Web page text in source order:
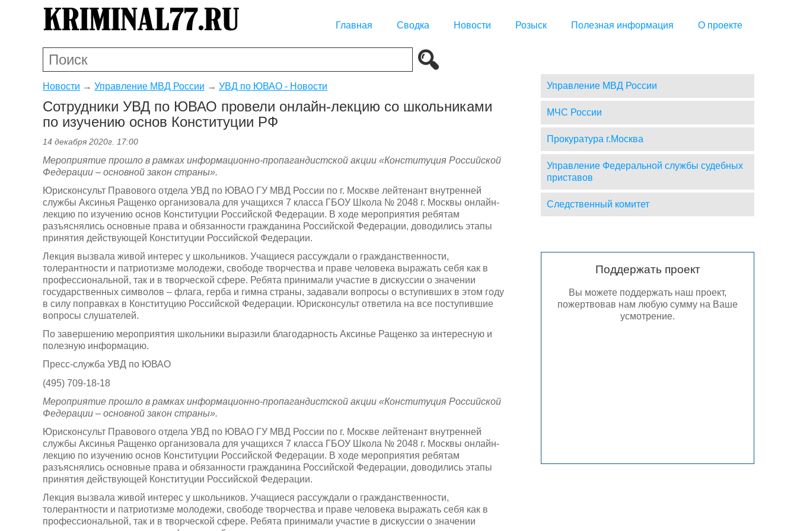
Главная Сводка Новости Розыск Полезная информация О проекте
Новости → Управление МВД России → УВД по ЮВАО - Новости
Сотрудники УВД по ЮВАО провели онлайн-лекцию со школьниками
по изучению основ Конституции РФ
14 декабря 2020г. 17:00
Мероприятие прошло в рамках информационно-пропагандистской акции «Конституция Российской
Федерации – основной закон страны».
Юрисконсульт Правового отдела УВД по ЮВАО ГУ МВД России по г. Москве лейтенант внутренней
службы Аксинья Ращенко организовала для учащихся 7 класса ГБОУ Школа № 2048 г. Москвы онлайн-
лекцию по изучению основ Конституции Российской Федерации. В ходе мероприятия ребятам
разъяснялись основные права и обязанности гражданина Российской Федерации, доводились этапы
принятия действующей Конституции Российской Федерации.
Лекция вызвала живой интерес у школьников. Учащиеся рассуждали о гражданственности,
толерантности и патриотизме молодежи, свободе творчества и праве человека выражать себя как в
профессиональной, так и в творческой сфере. Ребята принимали участие в дискуссии о значении
государственных символов – флага, герба и гимна страны, задавали вопросы о вступивших в этом году
в силу поправках в Конституцию Российской Федерации. Юрисконсульт ответила на все поступившие
вопросы слушателей.
По завершению мероприятия школьники выразили благодарность Аксинье Ращенко за интересную и
полезную информацию.
Пресс-служба УВД по ЮВАО
(495) 709-18-18
Мероприятие прошло в рамках информационно-пропагандистской акции «Конституция Российской
Федерации – основной закон страны».
Юрисконсульт Правового отдела УВД по ЮВАО ГУ МВД России по г. Москве лейтенант внутренней
службы Аксинья Ращенко организовала для учащихся 7 класса ГБОУ Школа № 2048 г. Москвы онлайн-
лекцию по изучению основ Конституции Российской Федерации. В ходе мероприятия ребятам
разъяснялись основные права и обязанности гражданина Российской Федерации, доводились этапы
принятия действующей Конституции Российской Федерации.
Лекция вызвала живой интерес у школьников. Учащиеся рассуждали о гражданственности,
толерантности и патриотизме молодежи, свободе творчества и праве человека выражать себя как в
профессиональной, так и в творческой сфере. Ребята принимали участие в дискуссии о значении
Управление МВД России
МЧС России
Прокуратура г.Москва
Управление Федеральной службы судебных
приставов
Следственный комитет
Поддержать проект
Вы можете поддержать наш проект,
пожертвовав нам любую сумму на Ваше
усмотрение.